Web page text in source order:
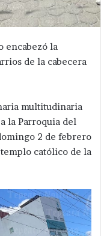
encabezó la
de la cabecera
multitudinaria
la Parroquia del
2 de febrero
católico de la